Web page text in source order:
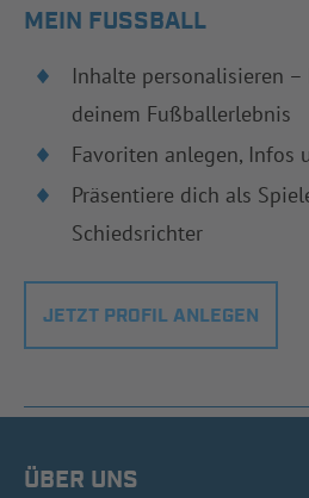
MEIN FUSSBALL
Inhalte personalisieren –
deinem Fußballerlebnis
Favoriten anlegen, Infos
Präsentiere dich als
Schiedsrichter
JETZT PROFIL ANLEGEN
ÜBER UNS